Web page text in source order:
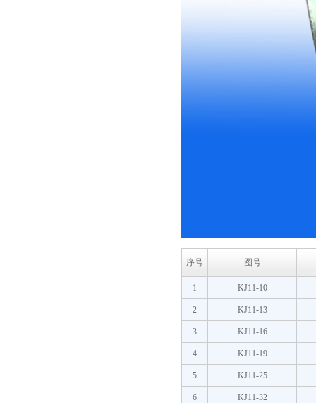
序号 图号
1 KJ11-10
2 KJ11-13
3 KJ11-16
4 KJ11-19
5 KJ11-25
6 KJ11-32